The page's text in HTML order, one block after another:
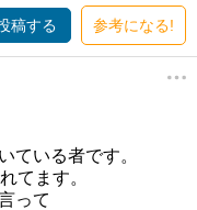
稿する 参考になる!
ている者です。
てます。
って